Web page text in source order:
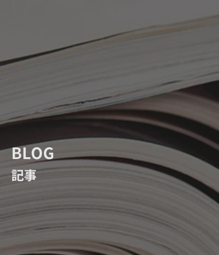
BLOG
記事